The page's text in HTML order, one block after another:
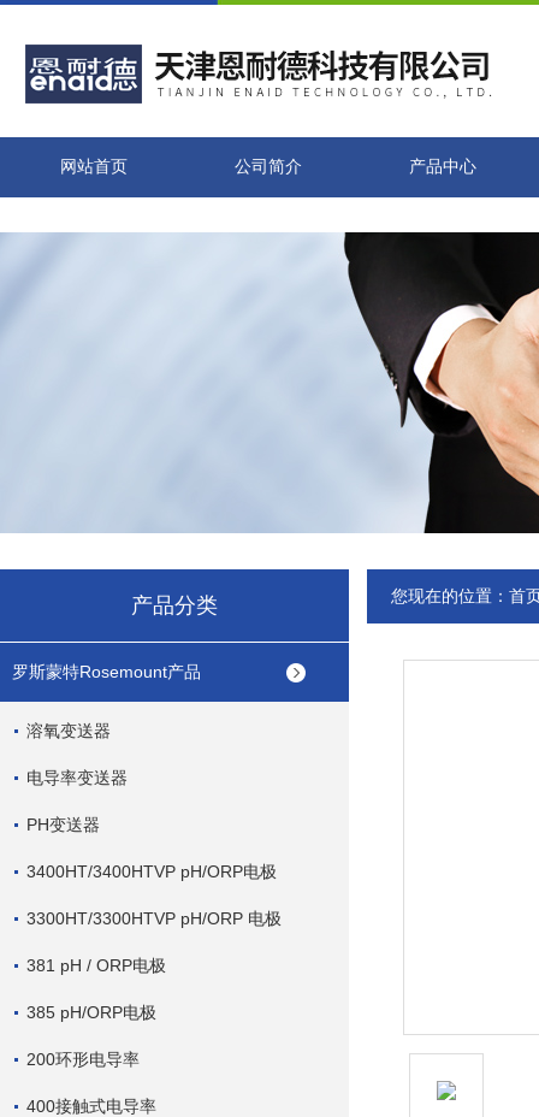
网站首页 公司简介 产品中心
产品分类
罗斯蒙特Rosemount产品
溶氧变送器
电导率变送器
PH变送器
3400HT/3400HTVP pH/ORP电极
3300HT/3300HTVP pH/ORP 电极
381 pH / ORP电极
385 pH/ORP电极
200环形电导率
400接触式电导率
您现在的位置： 首